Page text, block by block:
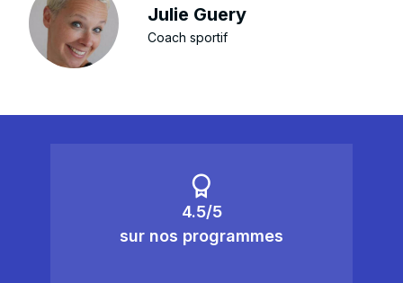
Julie Guery
Coach sportif
4.5/5
sur nos programmes